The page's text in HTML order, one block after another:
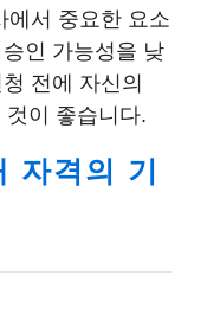
에서 중요한 요소
인 가능성을 낮
전에 자신의
이 좋습니다.
자격의 기